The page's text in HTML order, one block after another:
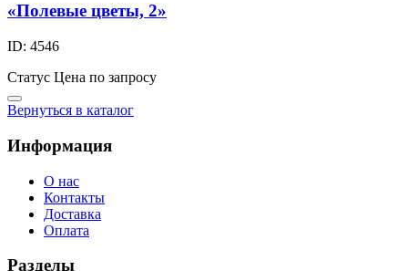
«Полевые цветы, 2»
ID: 4546
Статус Цена по запросу
Вернуться в каталог
Информация
О нас
Контакты
Доставка
Оплата
Разделы